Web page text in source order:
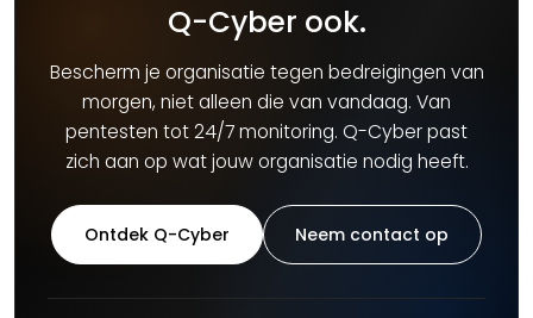
Q-Cyber ook.
Bescherm je organisatie tegen bedreigingen van
morgen, niet alleen die van vandaag. Van
pentesten tot 24/7 monitoring. Q-Cyber past
zich aan op wat jouw organisatie nodig heeft.
Ontdek Q-Cyber Neem contact op